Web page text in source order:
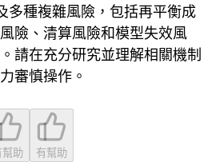
多種複雜風險，包括再平衡成
險、清算風險和模型失效風
請在充分研究並理解相關機制
審慎操作。
幫助 有幫助